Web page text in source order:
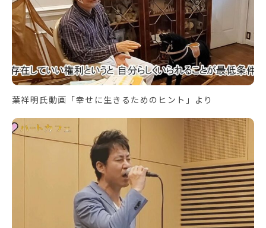
葉祥明氏動画「幸せに生きるためのヒント」より